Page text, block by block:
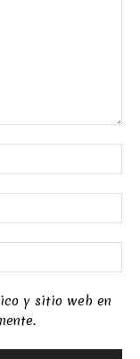
y sitio web en